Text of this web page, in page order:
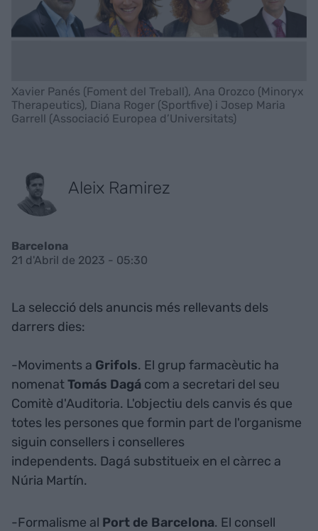
Xavier Panés (Foment del Treball), Ana Orozco (Minoryx
Therapeutics), Diana Roger (Sportfive) i Josep Maria
Garrell (Associació Europea d’Universitats)
Aleix Ramirez
Barcelona
21 d'Abril de 2023 - 05:30
La selecció dels anuncis més rellevants dels
darrers dies:
-Moviments a Grifols. El grup farmacèutic ha
nomenatTomás Dagá com a secretari del seu
Comitè d'Auditoria. L'objectiu dels canvis és que
totes les persones que formin part de l'organisme
siguin consellers i conselleres
independents. Dagá substitueix en el càrrec a
Núria Martín.
-Formalisme al Port de Barcelona. El consell